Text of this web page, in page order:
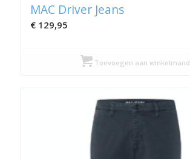
MAC Driver Jeans
€129,95
Toevoegen aan winkelmand